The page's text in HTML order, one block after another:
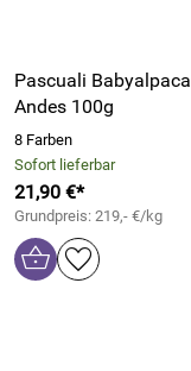
Pascuali
Andes 100g
8 Farben
Sofort lieferbar
21,90 €*
Grundpreis: 219,- €/kg